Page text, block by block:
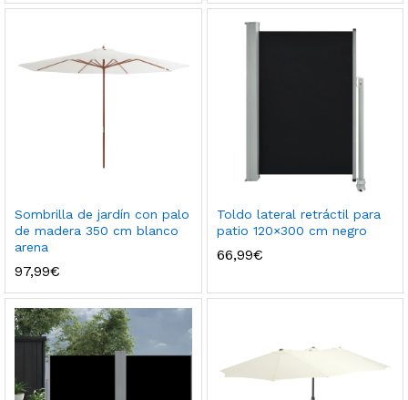
Sombrilla de jardín con palo
de madera 350 cm blanco
arena
97,99€
Toldo lateral retráctil para
patio 120×300 cm negro
66,99€